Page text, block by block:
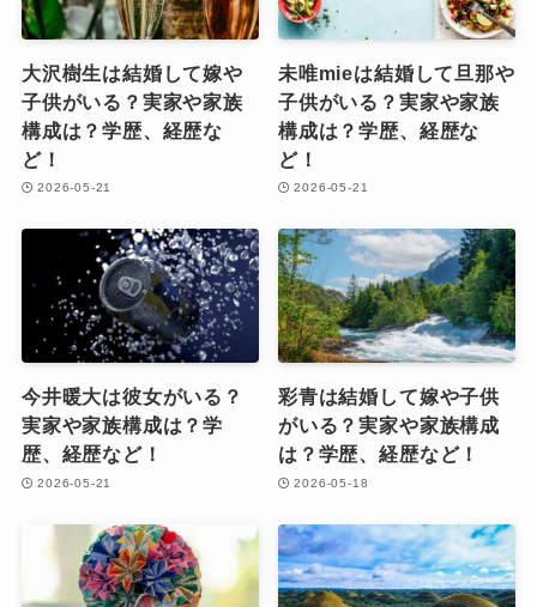
大沢樹生は結婚して嫁や
子供がいる？実家や家族
構成は？学歴、経歴な
ど！
2026-05-21
未唯mieは結婚して旦那や
子供がいる？実家や家族
構成は？学歴、経歴な
ど！
2026-05-21
今井暖大は彼女がいる？
実家や家族構成は？学
歴、経歴など！
2026-05-21
彩青は結婚して嫁や子供
がいる？実家や家族構成
は？学歴、経歴など！
2026-05-18